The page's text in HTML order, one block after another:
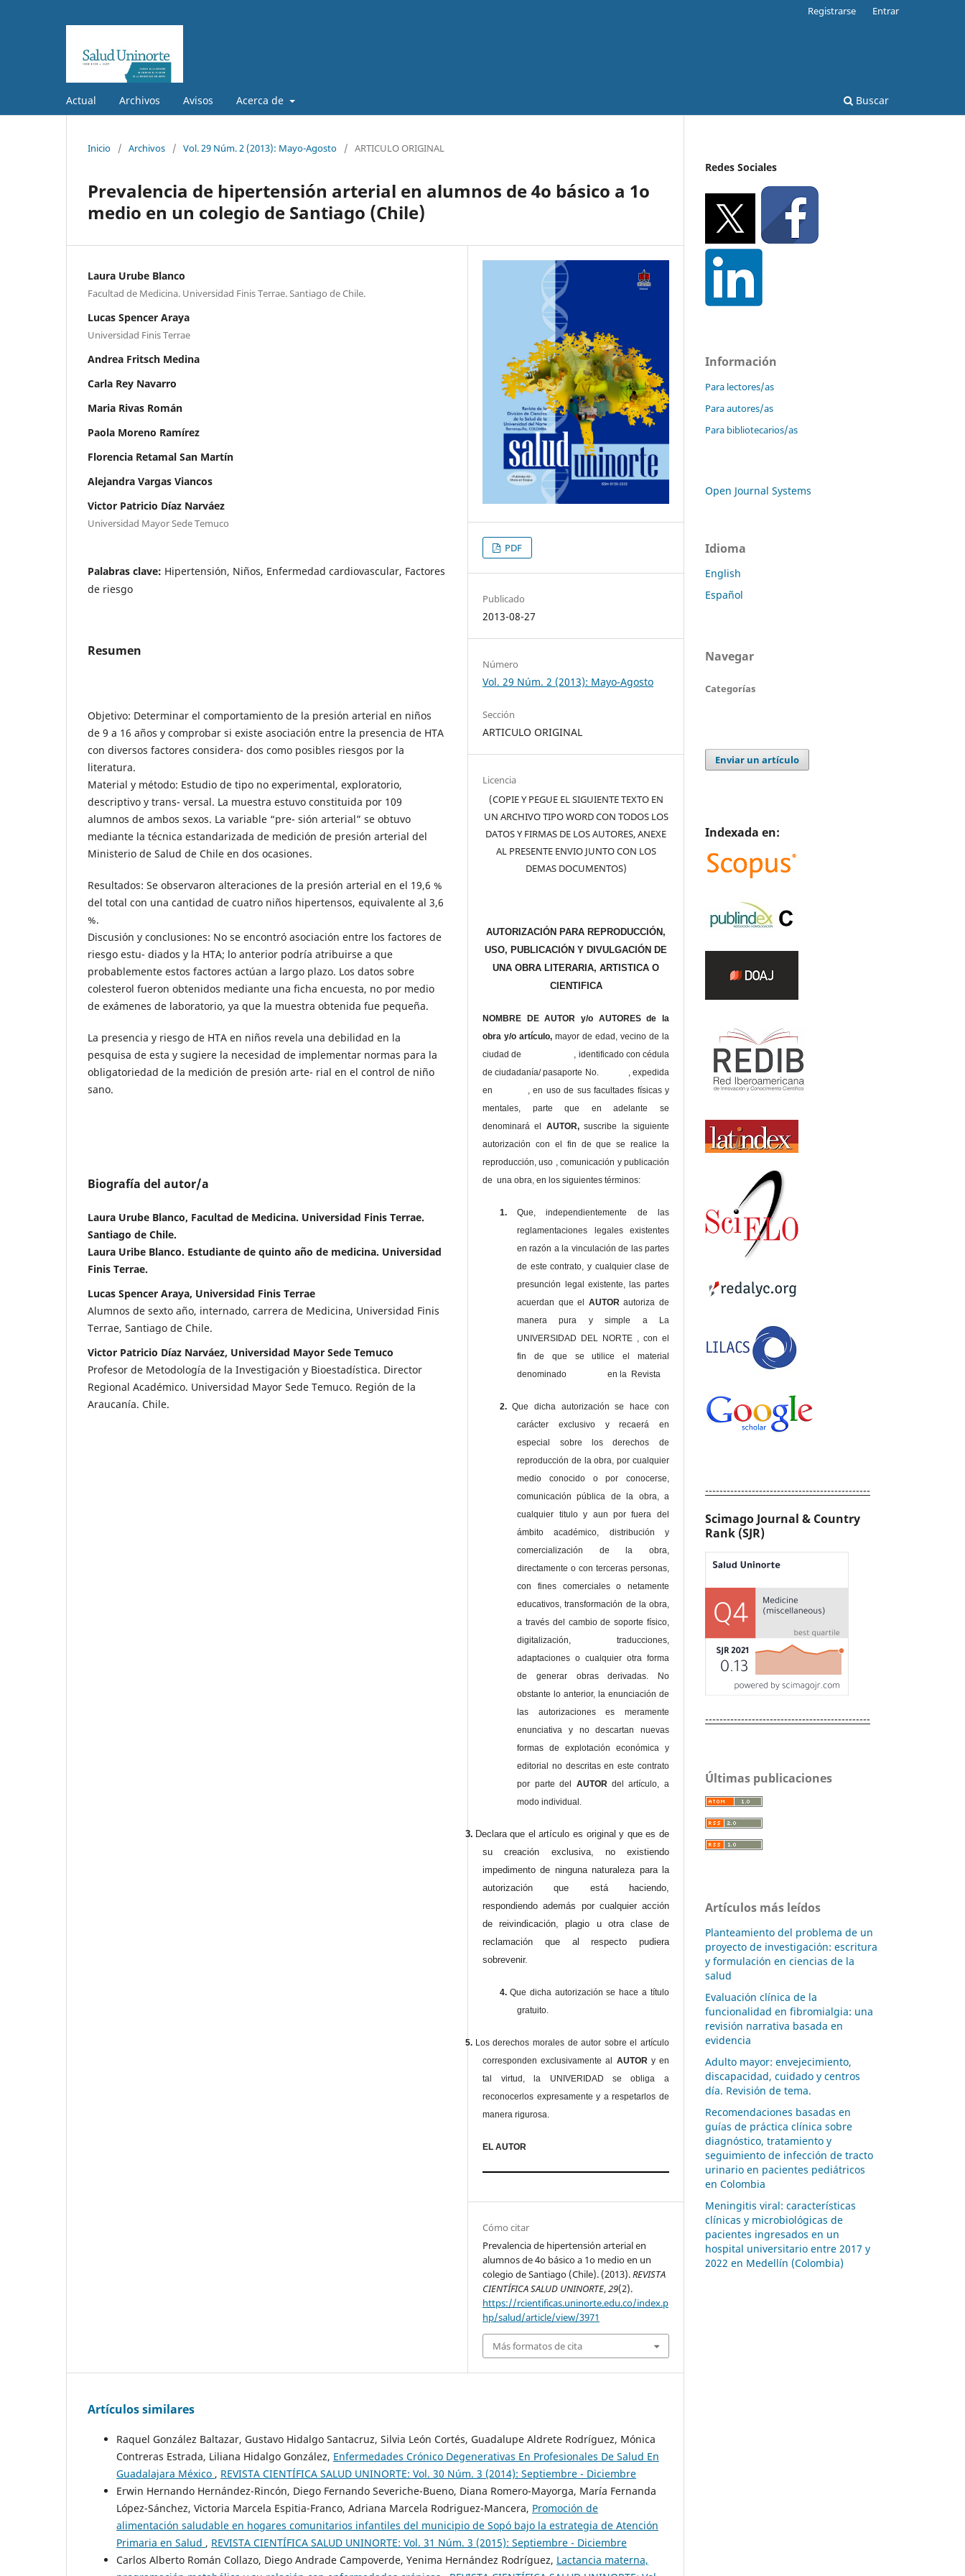
Actual Archivos Avisos Acerca de Buscar
Registrarse Entrar
Inicio / Archivos / Vol. 29 Núm. 2 (2013): Mayo-Agosto / ARTICULO ORIGINAL
Prevalencia de hipertensión arterial en alumnos de 4o básico a 1o
medio en un colegio de Santiago (Chile)
Laura Urube Blanco
Facultad de Medicina. Universidad Finis Terrae. Santiago de Chile.
Lucas Spencer Araya
Universidad Finis Terrae
Andrea Fritsch Medina
Carla Rey Navarro
Maria Rivas Román
Paola Moreno Ramírez
Florencia Retamal San Martín
Alejandra Vargas Viancos
Victor Patricio Díaz Narváez
Universidad Mayor Sede Temuco
Palabras clave: Hipertensión, Niños, Enfermedad cardiovascular, Factores
de riesgo
Resumen
Objetivo: Determinar el comportamiento de la presión arterial en niños
de 9 a 16 años y comprobar si existe asociación entre la presencia de HTA
con diversos factores considera- dos como posibles riesgos por la
literatura.
Material y método: Estudio de tipo no experimental, exploratorio,
descriptivo y trans- versal. La muestra estuvo constituida por 109
alumnos de ambos sexos. La variable “pre- sión arterial” se obtuvo
mediante la técnica estandarizada de medición de presión arterial del
Ministerio de Salud de Chile en dos ocasiones.
Resultados: Se observaron alteraciones de la presión arterial en el 19,6 %
del total con una cantidad de cuatro niños hipertensos, equivalente al 3,6
%.
Discusión y conclusiones: No se encontró asociación entre los factores de
riesgo estu- diados y la HTA; lo anterior podría atribuirse a que
probablemente estos factores actúan a largo plazo. Los datos sobre
colesterol fueron obtenidos mediante una ficha encuesta, no por medio
de exámenes de laboratorio, ya que la muestra obtenida fue pequeña.
La presencia y riesgo de HTA en niños revela una debilidad en la
pesquisa de esta y sugiere la necesidad de implementar normas para la
obligatoriedad de la medición de presión arte- rial en el control de niño
sano.
Biografía del autor/a
Laura Urube Blanco, Facultad de Medicina. Universidad Finis Terrae.
Santiago de Chile.
Laura Uribe Blanco. Estudiante de quinto año de medicina. Universidad
Finis Terrae.
Lucas Spencer Araya, Universidad Finis Terrae
Alumnos de sexto año, internado, carrera de Medicina, Universidad Finis
Terrae, Santiago de Chile.
Victor Patricio Díaz Narváez, Universidad Mayor Sede Temuco
Profesor de Metodología de la Investigación y Bioestadística. Director
Regional Académico. Universidad Mayor Sede Temuco. Región de la
Araucanía. Chile.
PDF
Publicado
2013-08-27
Número
Vol. 29 Núm. 2 (2013): Mayo-Agosto
Sección
ARTICULO ORIGINAL
Licencia
(COPIE Y PEGUE EL SIGUIENTE TEXTO EN
UN ARCHIVO TIPO WORD CON TODOS LOS
DATOS Y FIRMAS DE LOS AUTORES, ANEXE
AL PRESENTE ENVIO JUNTO CON LOS
DEMAS DOCUMENTOS)
AUTORIZACIÓN PARA REPRODUCCIÓN,
USO, PUBLICACIÓN Y DIVULGACIÓN DE
UNA OBRA LITERARIA, ARTISTICA O
CIENTIFICA
NOMBRE DE AUTOR y/o AUTORES de la
obra y/o artículo,mayor de edad, vecino de la
ciudad de , identificado con cédula
de ciudadanía/ pasaporte No. , expedida
en , en uso de sus facultades físicas y
mentales, parte que en adelante se
denominará el
AUTOR,suscribe la siguiente
autorización con el fin de que se realice la
reproducción, uso , comunicación y publicación
de una obra, en los siguientes términos:
1.
Que, independientemente de las
reglamentaciones legales existentes
en razón a la vinculación de las partes
de este contrato, y cualquier clase de
presunción legal existente, las partes
acuerdan que el AUTORautoriza de
manera pura y simple a La
UNIVERSIDAD DEL NORTE , con el
fin de que se utilice el material
denominado en la Revista
2. Que dicha autorización se hace con
carácter exclusivo y recaerá en
especial sobre los derechos de
reproducción de la obra, por cualquier
medio conocido o por conocerse,
comunicación pública de la obra, a
cualquier titulo y aun por fuera del
ámbito académico, distribución y
comercialización de la obra,
directamente o con terceras personas,
con fines comerciales o netamente
educativos, transformación de la obra,
a través del cambio de soporte físico,
digitalización, traducciones,
adaptaciones o cualquier otra forma
de generar obras derivadas. No
obstante lo anterior, la enunciación de
las autorizaciones es meramente
enunciativa y no descartan nuevas
formas de explotación económica y
editorial no descritas en este contrato
por parte del AUTORdel artículo, a
modo individual.
3. Declara que el artículo es original y que es de
su creación exclusiva, no existiendo
impedimento de ninguna naturaleza para la
autorización que está haciendo,
respondiendo además por cualquier acción
de reivindicación, plagio u otra clase de
reclamación que al respecto pudiera
sobrevenir.
4. Que dicha autorización se hace a título
gratuito.
5. Los derechos morales de autor sobre el artículo
corresponden exclusivamente al AUTOR y en
tal virtud, la UNIVERIDAD se obliga a
reconocerlos expresamente y a respetarlos de
manera rigurosa.
EL AUTOR
Cómo citar
Prevalencia de hipertensión arterial en
alumnos de 4o básico a 1o medio en un
colegio de Santiago (Chile). (2013).REVISTA
CIENTÍFICA SALUD UNINORTE,29(2).
https://rcientificas.uninorte.edu.co/index.p
hp/salud/article/view/3971
Más formatos de cita
Artículos similares
Raquel González Baltazar, Gustavo Hidalgo Santacruz, Silvia León Cortés, Guadalupe Aldrete Rodríguez, Mónica
Contreras Estrada, Liliana Hidalgo González, Enfermedades Crónico Degenerativas En Profesionales De Salud En
Guadalajara México , REVISTA CIENTÍFICA SALUD UNINORTE: Vol. 30 Núm. 3 (2014): Septiembre - Diciembre
Erwin Hernando Hernández-Rincón, Diego Fernando Severiche-Bueno, Diana Romero-Mayorga, María Fernanda
López-Sánchez, Victoria Marcela Espitia-Franco, Adriana Marcela Rodriguez-Mancera, Promoción de
alimentación saludable en hogares comunitarios infantiles del municipio de Sopó bajo la estrategia de Atención
Primaria en Salud , REVISTA CIENTÍFICA SALUD UNINORTE: Vol. 31 Núm. 3 (2015): Septiembre - Diciembre
Carlos Alberto Román Collazo, Diego Andrade Campoverde, Yenima Hernández Rodríguez, Lactancia materna,
Redes Sociales
Información
Para lectores/as
Para autores/as
Para bibliotecarios/as
Open Journal Systems
Idioma
English
Español
Navegar
Categorías
Enviar un artículo
Indexada en:
----------------------------------------------
Scimago Journal & Country
Rank (SJR)
----------------------------------------------
Últimas publicaciones
Artículos más leídos
Planteamiento del problema de un
proyecto de investigación: escritura
y formulación en ciencias de la
salud
Evaluación clínica de la
funcionalidad en fibromialgia: una
revisión narrativa basada en
evidencia
Adulto mayor: envejecimiento,
discapacidad, cuidado y centros
día. Revisión de tema.
Recomendaciones basadas en
guías de práctica clínica sobre
diagnóstico, tratamiento y
seguimiento de infección de tracto
urinario en pacientes pediátricos
en Colombia
Meningitis viral: características
clínicas y microbiológicas de
pacientes ingresados en un
hospital universitario entre 2017 y
2022 en Medellín (Colombia)